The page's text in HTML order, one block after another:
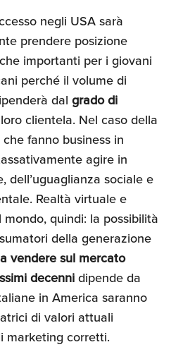
negli USA sarà
prendere posizione
importanti per i giovani
perché il volume di
dal grado di
clientela. Nel caso della
fanno business in
agire in
dell’uguaglianza sociale e
Realtà virtuale e
quindi: la possibilità
della generazione
vendere sul mercato
decennidipende da
in America saranno
di valori attuali
marketing corretti.